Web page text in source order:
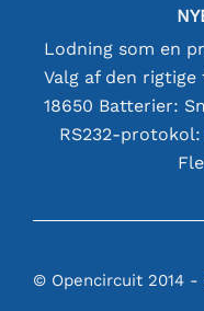
RS232-protokol:
© Opencircuit 2014 -